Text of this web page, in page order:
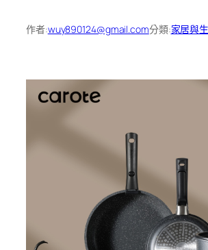
作者:wuy890124@gmail.com分類:家居與